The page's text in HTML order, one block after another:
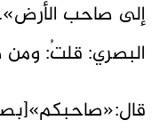
إلى صاحب
البصري: قلتُ:
قال:«صاحبكم»[بصائر